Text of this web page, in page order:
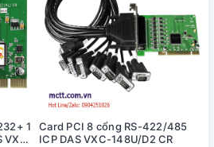
1
Card PCI 8 cổng RS-422/485
ICP DAS VXC-148U/D2 CR